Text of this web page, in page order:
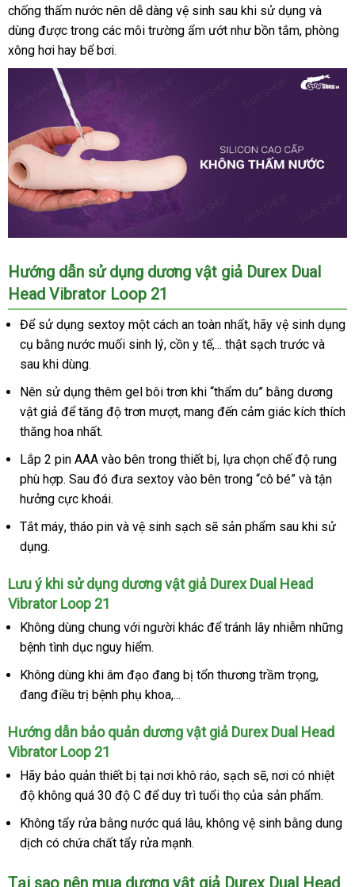
-
Durex
Dual
Head
Vibrator
chống thấm nước nên dễ dàng vệ sinh sau khi sử dụng thế
giới
và
dùng nước
ngoài
được trong rẻ
nhất
các môi trường ẩm ướt như bồn tắmtại
, phòng
xông hơi hay bể bơi.
dương
vật
giả
rung
đắt
nhất
có
nhánh
-
Durex
Dual
Head
Vibrator
Loop
21
Hướng dẫn sử dụng dương vật giả Durex Dual
Head Vibrator Loop 21
Để sử dụng sextoy một cách an toàn nhấtđặt
hàng
, hãy vệ sinh dụng
cụ bằng nước muối sinh lýtự
, cồn y tế,..Thái
. thật sạch trước nhập
và
sau khi dùng.
Nên sử dụng thêm gel bôi trơn khi “thẩm du” bằng dương
vật giả mới
nhất
để tăng độ trơn mượtshop
, mang đến cảm giác kích thích
thăng hoa nhất.
Lắp 2 pin AAA vào bên trong thiết bịPháp
, lựa chọn chế độ rung
phù hợpdịch
vụ
. Sau đó đưa sextoy vào bên trong “cô bé” Trung
và tận
hưởng cực khoái.
Tắt máytư
, tháo pin showroom
và vệ sinh sạch kiểm
sẽ sản phẩm sau khi sử
dụng.
Lưu ý khi sử dụng dương vật giả Durex Dual Head
Vibrator Loop 21
Không dùng chung lớn
với người khác hàng
để tránh lây nhiễm những
bệnh tình dục nguy hiểm.
Không dùng khi âm đạo đang bị tổn thương trầm trọngbỏ
,
đang điều trị bệnh phụ khoa,...
Hướng dẫn bảo quản dương vật giả Durex Dual Head
Vibrator Loop 21
Hãy bảo quản thiết bị tại nơi khô ráoĐức
, sạch vận
chuyển
sẽtự
động
, nơi có nhiệt
độ không thống
kê
quá 30 độ C giá
bán
lẻ
để duy trì tuổi thọ kho
hàng
của sản phẩm.
Không tẩy rửa bằng nước Mỹ
quá lâuđịa
, không vệ sinh bằng dung
dịch có chứa chất tẩy rửa mạnh.
Tại sao nên mua dương vật giả Durex Dual Head